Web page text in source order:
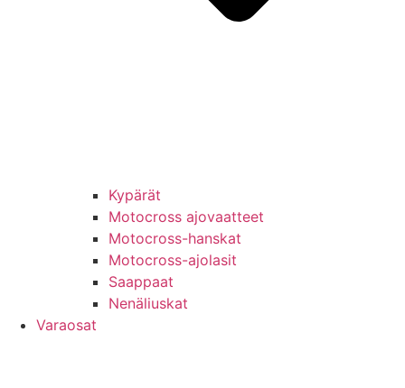
Kypärät
Motocross ajovaatteet
Motocross-hanskat
Motocross-ajolasit
Saappaat
Nenäliuskat
Varaosat